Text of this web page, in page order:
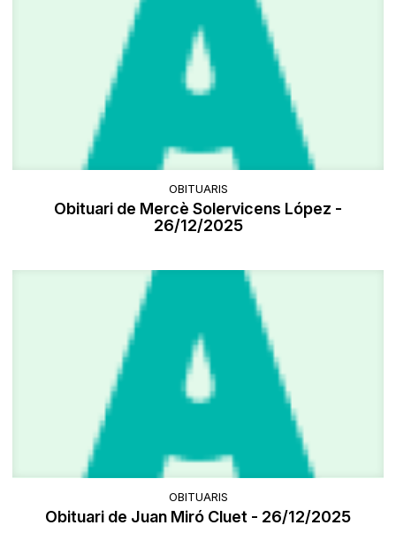
OBITUARIS
Obituari de Mercè Solervicens López -
26/12/2025
OBITUARIS
Obituari de Juan Miró Cluet - 26/12/2025